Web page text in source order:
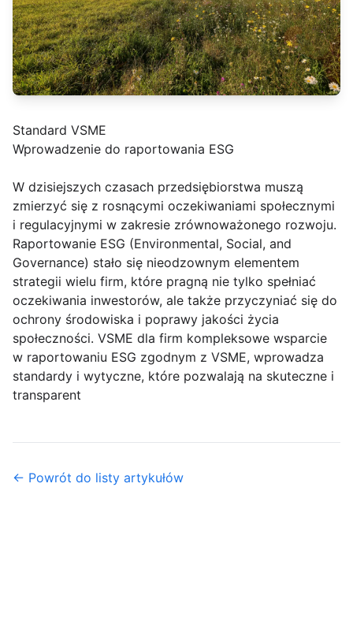
Standard VSME
Wprowadzenie do raportowania ESG
W dzisiejszych czasach przedsiębiorstwa muszą
zmierzyć się z rosnącymi oczekiwaniami społecznymi
i regulacyjnymi w zakresie zrównoważonego rozwoju.
Raportowanie ESG (Environmental, Social, and
Governance) stało się nieodzownym elementem
strategii wielu firm, które pragną nie tylko spełniać
oczekiwania inwestorów, ale także przyczyniać się do
ochrony środowiska i poprawy jakości życia
społeczności. VSME dla firm kompleksowe wsparcie
w raportowaniu ESG zgodnym z VSME, wprowadza
standardy i wytyczne, które pozwalają na skuteczne i
transparent
← Powrót do listy artykułów